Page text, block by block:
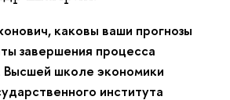
каковы ваши прогнозы
завершения процесса
Высшей школе экономики
института